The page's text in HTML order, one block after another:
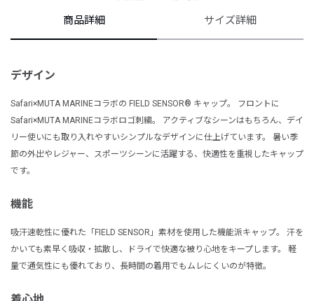
商品詳細 サイズ詳細
デザイン
Safari×MUTA MARINEコラボの FIELD SENSOR® キャップ。 フロントに
Safari×MUTA MARINEコラボロゴ刺繍。 アクティブなシーンはもちろん、デイ
リー使いにも取り入れやすいシンプルなデザインに仕上げています。 暑い季
節の外出やレジャー、スポーツシーンに活躍する、快適性を重視したキャップ
です。
機能
吸汗速乾性に優れた「FIELD SENSOR」素材を使用した機能派キャップ。 汗を
かいても素早く吸収・拡散し、ドライで快適な被り心地をキープします。 軽
量で通気性にも優れており、長時間の着用でもムレにくいのが特徴。